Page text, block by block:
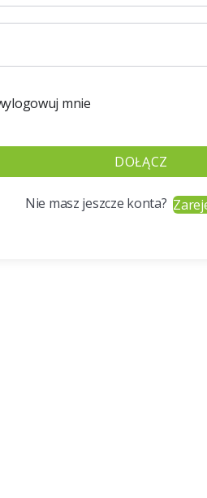
mnie
DOŁĄCZ
Nie masz jeszcze konta?